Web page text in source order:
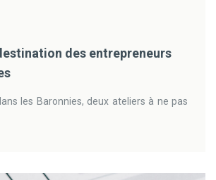
des entrepreneurs
les Baronnies, deux ateliers à ne pas